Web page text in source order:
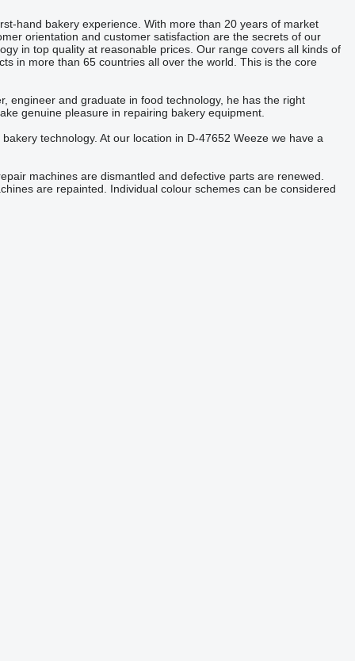
hand bakery experience. With more than 20 years of market
orientation and customer satisfaction are the secrets of our
in top quality at reasonable prices. Our range covers all kinds of
in more than 65 countries all over the world. This is the core
engineer and graduate in food technology, he has the right
genuine pleasure in repairing bakery equipment.
technology. At our location in D-47652 Weeze we have a
machines are dismantled and defective parts are renewed.
are repainted. Individual colour schemes can be considered